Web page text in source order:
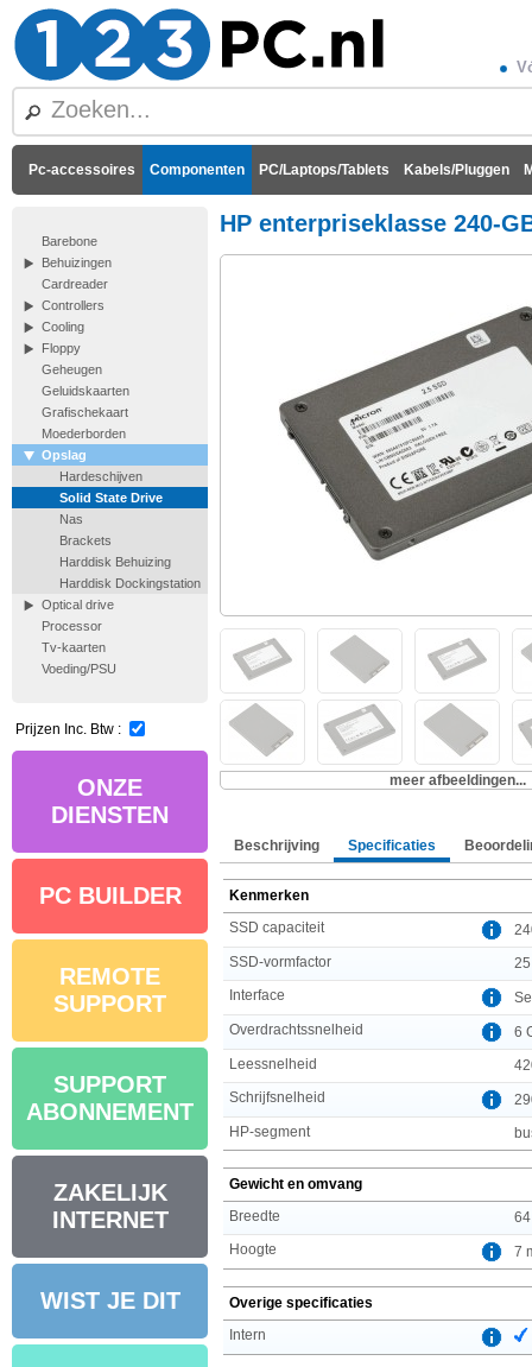
Pc-accessoires Componenten PC/Laptops/Tablets Kabels/Pluggen
Barebone
Behuizingen
Cardreader
Controllers
Cooling
Floppy
Geheugen
Geluidskaarten
Grafischekaart
Moederborden
Opslag
Hardeschijven
Solid State Drive
Nas
Brackets
Harddisk Behuizing
Harddisk Dockingstation
Optical drive
Processor
Tv-kaarten
Voeding/PSU
Prijzen Inc. Btw :
ONZE
DIENSTEN
PC BUILDER
REMOTE
SUPPORT
SUPPORT
ABONNEMENT
ZAKELIJK
INTERNET
WIST JE DIT
HP enterpriseklasse 240-
meer afbeeldingen...
Beschrijving Specificaties
Kenmerken
SSD capaciteit
SSD-vormfactor
25
Interface
Overdrachtssnelheid
6
Leessnelheid
Schrijfsnelheid
HP-segment
Gewicht en omvang
Breedte
Hoogte
7
Overige specificaties
Intern